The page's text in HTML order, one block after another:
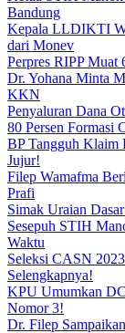
Bandung
Kepala LLDIKTI
dari Monev
Perpres RIPP Muat
Dr. Yohana Minta
KKN
Penyaluran Dana
80 Persen Formasi
BP Tangguh Klaim
Jujur!
Filep Wamafma
Prafi
Simak Uraian
Sesepuh STIH
Waktu
Seleksi CASN
Selengkapnya!
KPU Umumkan
Nomor 3!
Dr. Filep